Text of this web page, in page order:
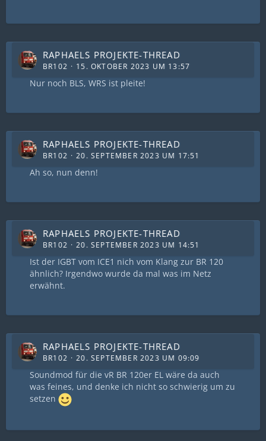
RAPHAELS PROJEKTE-THREAD
BR102 15. OKTOBER 2023 UM 13:57
Nur noch BLS, WRS ist pleite!
RAPHAELS PROJEKTE-THREAD
BR102 20. SEPTEMBER 2023 UM 17:51
Ah so, nun denn!
RAPHAELS PROJEKTE-THREAD
BR102 20. SEPTEMBER 2023 UM 14:51
Ist der IGBT vom ICE1 nich vom Klang zur BR 120
ähnlich? Irgendwo wurde da mal was im Netz
erwähnt.
RAPHAELS PROJEKTE-THREAD
BR102 20. SEPTEMBER 2023 UM 09:09
Soundmod für die vR BR 120er EL wäre da auch
was feines, und denke ich nicht so schwierig um zu
setzen